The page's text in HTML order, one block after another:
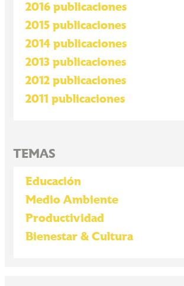
2016 publicaciones
2015 publicaciones
2014 publicaciones
2013 publicaciones
2012 publicaciones
2011 publicaciones
TEMAS
Educación
Medio Ambiente
Productividad
Bienestar & Cultura